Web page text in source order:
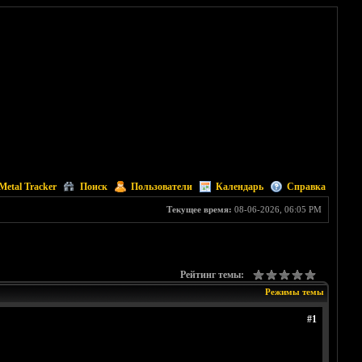
Tracker Поиск Пользователи Календарь Справка
Текущее время: 08-06-2026, 06:05 PM
Рейтинг темы:
Режимы темы
#1